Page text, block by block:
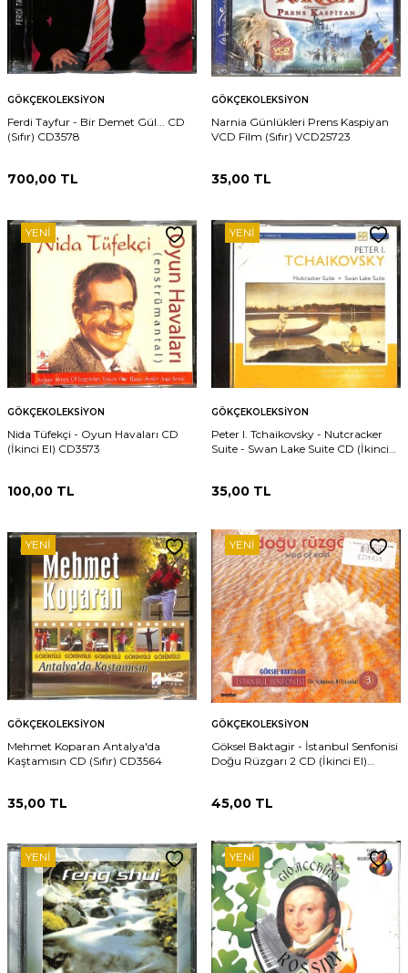
GÖKÇEKOLEKSIYON
Ferdi Tayfur - Bir Demet Gül... CD
(Sıfır) CD3578
700,00 TL
GÖKÇEKOLEKSIYON
Narnia Günlükleri Prens Kaspiyan
VCD Film (Sıfır) VCD25723
35,00 TL
YENI
GÖKÇEKOLEKSIYON
Nida Tüfekçi - Oyun Havaları CD
(İkinci El) CD3573
100,00 TL
YENI
GÖKÇEKOLEKSIYON
Peter I. Tchaikovsky - Nutcracker
Suite - Swan Lake Suite CD (İkinci
35,00 TL
YENI
GÖKÇEKOLEKSIYON
Mehmet Koparan Antalya'da
Kaştamısın CD (Sıfır) CD3564
35,00 TL
YENI
GÖKÇEKOLEKSIYON
Göksel Baktagir - İstanbul Senfonisi
Doğu Rüzgarı 2 CD (İkinci El)
45,00 TL
YENI YENI